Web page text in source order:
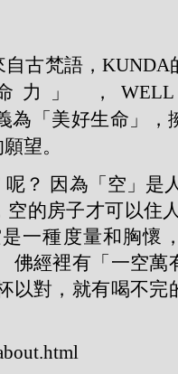
自古梵語，KUNDA
力」 ， WELL
為「美好生命」
望。
？ 因為「空」是
的房子才可以住
一種度量和胸懷
佛經裡有「一空萬
以對，就有喝不完